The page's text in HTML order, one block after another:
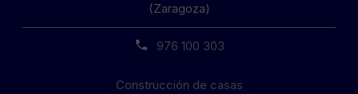
(Zaragoza)
976 100 303
Construcción de casas